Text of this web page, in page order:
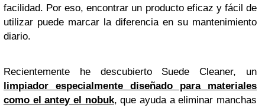
facilidad. Por eso, encontrar un producto eficaz y fácil de
utilizar puede marcar la diferencia en su mantenimiento
diario.
Recientemente he descubierto Suede Cleaner, un
limpiador especialmente diseñado para materiales
como el antey el nobuk, que ayuda a eliminar manchas